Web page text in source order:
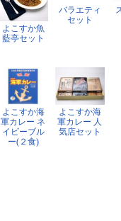
よこすか魚
藍亭セット
バラエティ
セット
よこすか海
軍カレー ネ
イビーブル
ー(２食)
よこすか海
軍カレー 人
気店セット